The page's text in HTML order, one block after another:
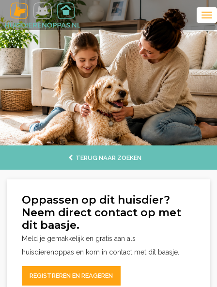
TERUG NAAR ZOEKEN
Oppassen op dit huisdier?
Neem direct contact op met
dit baasje.
Meld je gemakkelijk en gratis aan als
huisdierenoppas en kom in contact met dit baasje.
REGISTREREN EN REAGEREN